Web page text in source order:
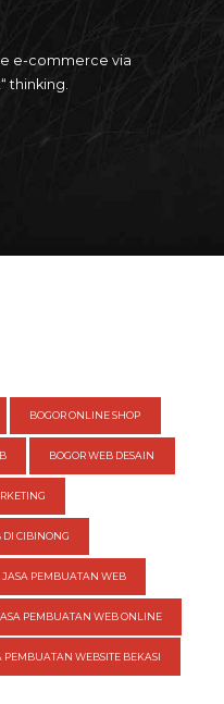
e-commerce via
thinking.
BOGOR ONLINE SHOP
BOGOR WEB DESAIN
DI CIBINONG
JASA PEMBUATAN WEB
PEMBUATAN WEB ONLINE
PEMBUATAN WEBSITE BEKASI